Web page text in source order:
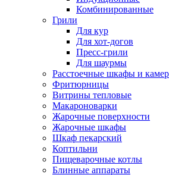
Комбинированные
Грили
Для кур
Для хот-догов
Пресс-грили
Для шаурмы
Расстоечные шкафы и
Фритюрницы
Витрины тепловые
Макароноварки
Жарочные поверхности
Жарочные шкафы
Шкаф пекарский
Коптильни
Пищеварочные котлы
Блинные аппараты